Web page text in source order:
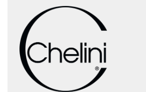
продолжающие эти традиции,
искусной ручной работой и
исполнения. Chelini находит
изысканности старины, в
наследии, ведь семья Chelini
одной из известнейших
галерей в Италии, где в
коллекции представлена
мебель в стиле Людовика XV
XVI и деревянная скульптура.